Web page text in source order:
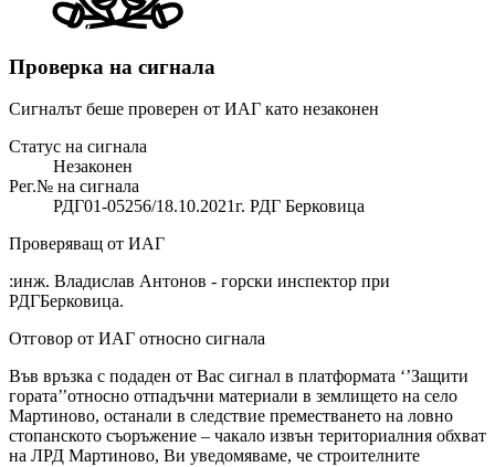
Проверка на сигнала
Сигналът беше проверен от ИАГ като незаконен
Статус на сигнала
Незаконен
Рег.№ на сигнала
РДГ01-05256/18.10.2021г. РДГ Берковица
Проверяващ от ИАГ
:инж. Владислав Антонов - горски инспектор при
РДГБерковица.
Отговор от ИАГ относно сигнала
Във връзка с подаден от Вас сигнал в платформата ‘’Защити
гората’’относно отпадъчни материали в землището на село
Мартиново, останали в следствие преместването на ловно
стопанското съоръжение – чакало извън териториалния обхват
на ЛРД Мартиново, Ви уведомяваме, че строителните